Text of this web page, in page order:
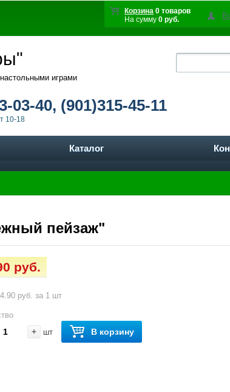
Корзина 0 товаров
На сумму 0 руб.
играми
03-40, (901)315-45-11
10-18
Каталог
пейзаж"
руб.
руб. за 1 шт
+ шт В корзину